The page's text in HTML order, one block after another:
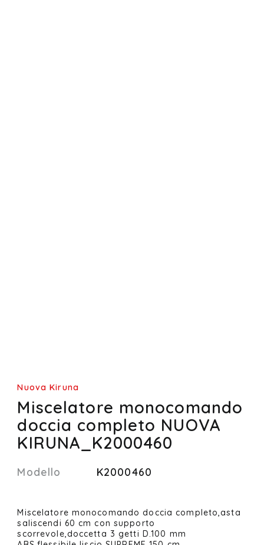
Nuova Kiruna
Miscelatore monocomando
doccia completo NUOVA
KIRUNA_K2000460
Modello K2000460
Miscelatore monocomando doccia completo,asta
saliscendi 60 cm con supporto
scorrevole,doccetta 3 getti D.100 mm